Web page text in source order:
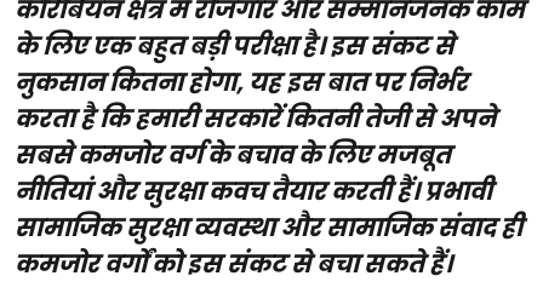
कैरिबियन क्षेत्र में रोजगार और सम्मानजनक काम
के लिए एक बहुत बड़ी परीक्षा है। इस संकट से
नुकसान कितना होगा, यह इस बात पर निर्भर
करता है कि हमारी सरकारें कितनी तेजी से अपने
सबसे कमजोर वर्ग के बचाव के लिए मजबूत
नीतियां और सुरक्षा कवच तैयार करती हैं। प्रभावी
सामाजिक सुरक्षा व्यवस्था और सामाजिक संवाद ही
कमजोर वर्गों को इस संकट से बचा सकते हैं।